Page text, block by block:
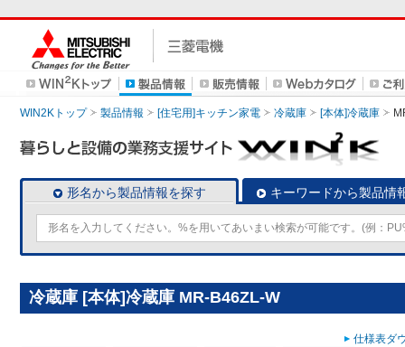
WIN2Kトップ 製品情報 [住宅用]キッチン家電 冷蔵庫 [本体]冷蔵庫
形名から製品情報を探す キーワードから製品情
冷蔵庫 [本体]冷蔵庫 MR-B46ZL-W
仕様表ダ